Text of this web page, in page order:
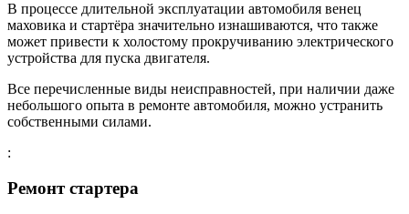
В процессе длительной эксплуатации автомобиля венец
маховика и стартёра значительно изнашиваются, что также
может привести к холостому прокручиванию электрического
устройства для пуска двигателя.
Все перечисленные виды неисправностей, при наличии даже
небольшого опыта в ремонте автомобиля, можно устранить
собственными силами.
:
Ремонт стартера